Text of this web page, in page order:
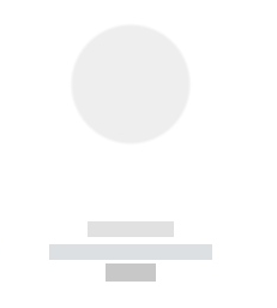
------------
----------- -----------